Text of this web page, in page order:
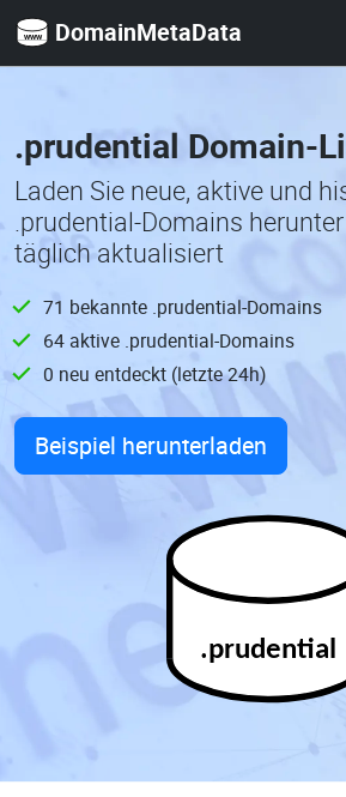
DomainMetaData
.prudential Domain-
Laden Sie neue, aktive und
.prudential-Domains
täglich aktualisiert
71 bekannte .prudential-Domains
64 aktive .prudential-Domains
0 neu entdeckt (letzte 24h)
Beispiel herunterladen
.prudential